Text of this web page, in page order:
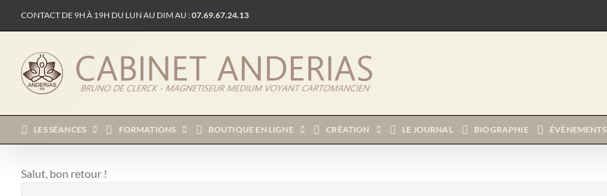
CONTACT DE 9H À 19H DU LUN AU DIM AU :07.69.67.24.13
LES SÉANCES FORMATIONS BOUTIQUE EN LIGNE CRÉATION LE JOURNAL BIOGRAPHIE ÉVÈNEMENTS
Salut, bon retour !